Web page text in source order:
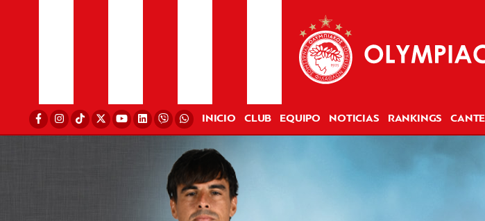
INICIO CLUB EQUIPO NOTICIAS RANKINGS